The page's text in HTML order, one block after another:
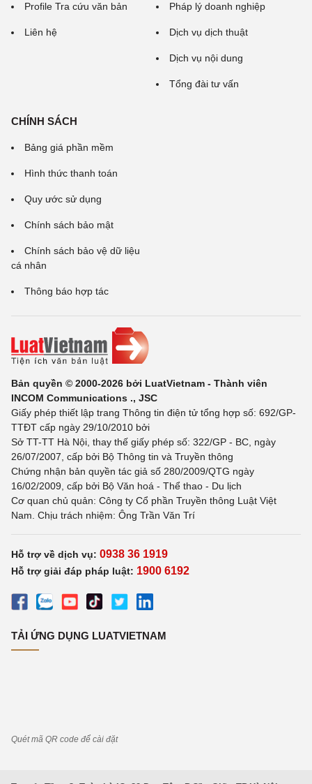
Profile Tra cứu văn bản
Liên hệ
Pháp lý doanh nghiệp
Dịch vụ dịch thuật
Dịch vụ nội dung
Tổng đài tư vấn
CHÍNH SÁCH
Bảng giá phần mềm
Hình thức thanh toán
Quy ước sử dụng
Chính sách bảo mật
Chính sách bảo vệ dữ liệu
cá nhân
Thông báo hợp tác
Bản quyền © 2000-2026 bởi LuatVietnam - Thành viên
INCOM Communications ., JSC
Giấy phép thiết lập trang Thông tin điện tử tổng hợp số: 692/GP-
TTĐT cấp ngày 29/10/2010 bởi
Sở TT-TT Hà Nội, thay thế giấy phép số: 322/GP - BC, ngày
26/07/2007, cấp bởi Bộ Thông tin và Truyền thông
Chứng nhận bản quyền tác giả số 280/2009/QTG ngày
16/02/2009, cấp bởi Bộ Văn hoá - Thể thao - Du lịch
Cơ quan chủ quản: Công ty Cổ phần Truyền thông Luật Việt
Nam. Chịu trách nhiệm: Ông Trần Văn Trí
Hỗ trợ về dịch vụ: 0938 36 1919
Hỗ trợ giải đáp pháp luật: 1900 6192
TẢI ỨNG DỤNG LUATVIETNAM
Quét mã QR code để cài đặt